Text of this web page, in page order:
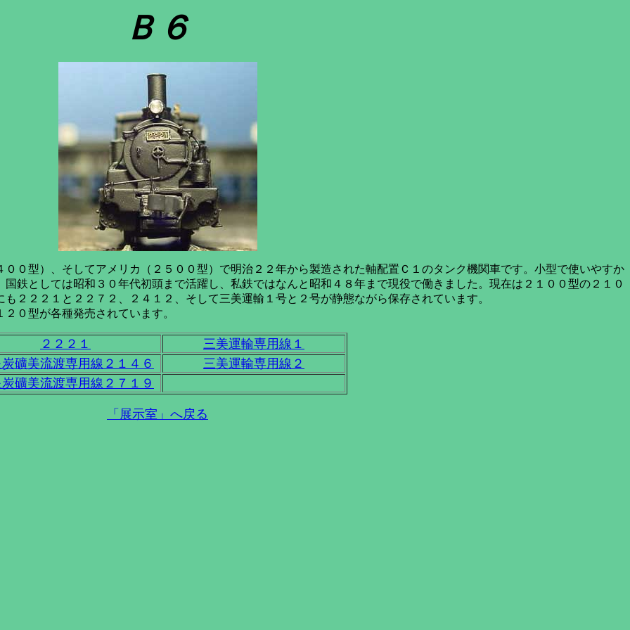
Ｂ６
型）、そしてアメリカ（２５００型）で明治２２年から製造された軸配置Ｃ１のタンク機関車です。小型で使いやすか
鉄としては昭和３０年代初頭まで活躍し、私鉄ではなんと昭和４８年まで現役で働きました。現在は２１００型の２１０
２２２１と２２７２、２４１２、そして三美運輸１号と２号が静態ながら保存されています。
０型が各種発売されています。
２２２１
三美運輸専用線１
礦美流渡専用線２１４６
三美運輸専用線２
礦美流渡専用線２７１９
「展示室」へ戻る